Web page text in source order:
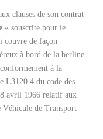
clauses de son contrat
« souscrite pour le
couvre de façon
à bord de la berline
à la
L3120.4 du code des
avril 1966 relatif aux
Véhicule de Transport